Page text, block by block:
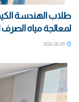
طلاب الهندسة
لمعالجة مياه